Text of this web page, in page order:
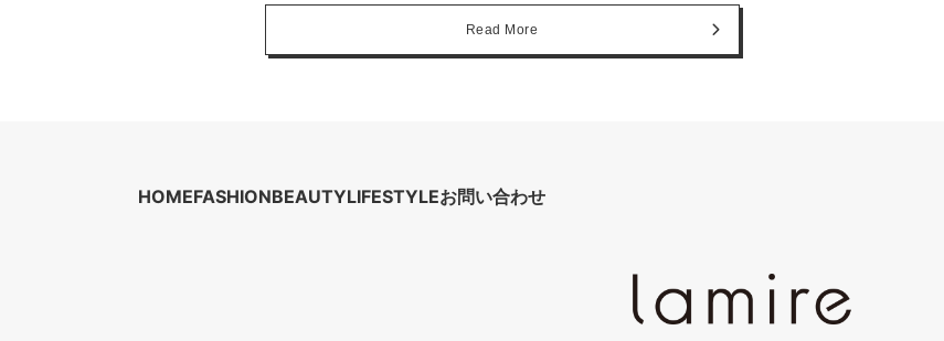
Read More
HOMEFASHIONBEAUTYLIFESTYLEお問い合わせ